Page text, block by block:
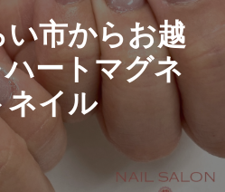
市からお越
ートマグネ
ネイル